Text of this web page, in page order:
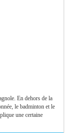
En dehors de la
le badminton et le
une certaine